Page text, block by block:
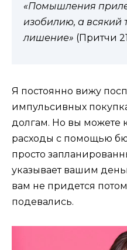
«Помышления
изобилию, а всякий
лишение» (Притчи
Я постоянно вижу
импульсивных
долгам. Но вы можете
расходы с помощью
просто
указывает вашим
вам не придется
подевались.